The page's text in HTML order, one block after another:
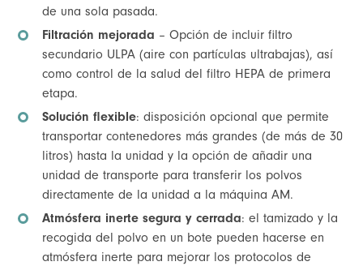
de una sola pasada.
Filtración mejorada – Opción de incluir filtro
secundario ULPA (aire con partículas ultrabajas), así
como control de la salud del filtro HEPA de primera
etapa.
Solución flexible: disposición opcional que permite
transportar contenedores más grandes (de más de 30
litros) hasta la unidad y la opción de añadir una
unidad de transporte para transferir los polvos
directamente de la unidad a la máquina AM.
Atmósfera inerte segura y cerrada: el tamizado y la
recogida del polvo en un bote pueden hacerse en
atmósfera inerte para mejorar los protocolos de